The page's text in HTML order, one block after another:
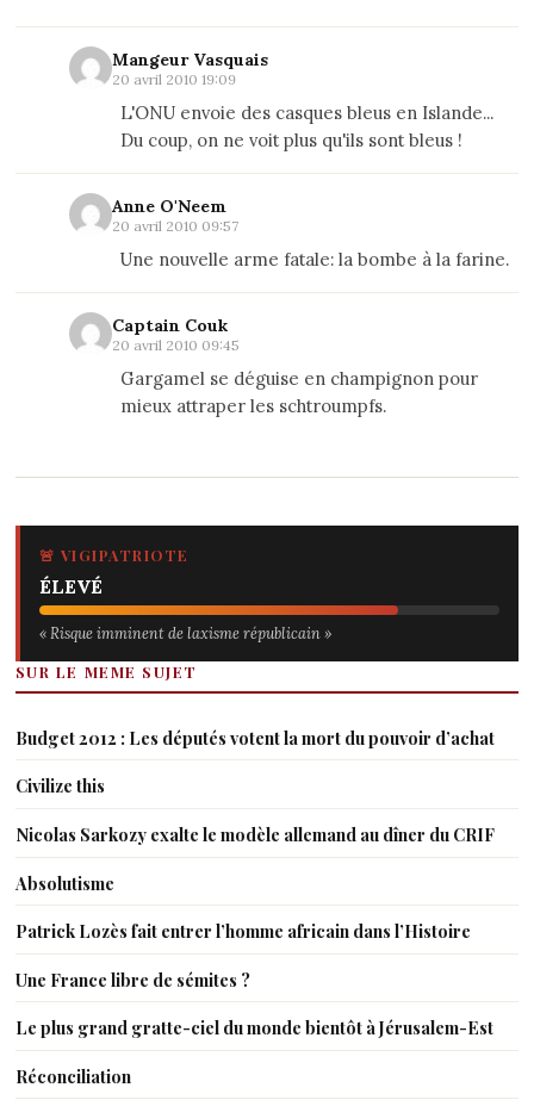
Mangeur Vasquais
20 avril 2010 19:09
L'ONU envoie des casques bleus en Islande...
Du coup, on ne voit plus qu'ils sont bleus !
Anne O'Neem
20 avril 2010 09:57
Une nouvelle arme fatale: la bombe à la farine.
Captain Couk
20 avril 2010 09:45
Gargamel se déguise en champignon pour
mieux attraper les schtroumpfs.
🚨 VIGIPATRIOTE
ÉLEVÉ
« Risque imminent de laxisme républicain »
SUR LE MEME SUJET
Budget 2012 : Les députés votent la mort du pouvoir d’achat
Civilize this
Nicolas Sarkozy exalte le modèle allemand au dîner du CRIF
Absolutisme
Patrick Lozès fait entrer l’homme africain dans l’Histoire
Une France libre de sémites ?
Le plus grand gratte-ciel du monde bientôt à Jérusalem-Est
Réconciliation